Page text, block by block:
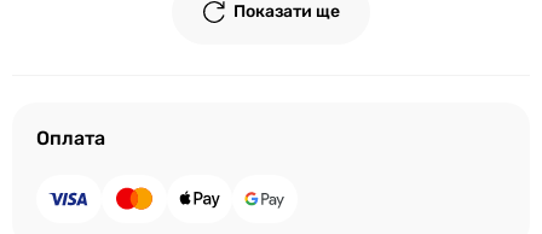
Показати ще
Оплата